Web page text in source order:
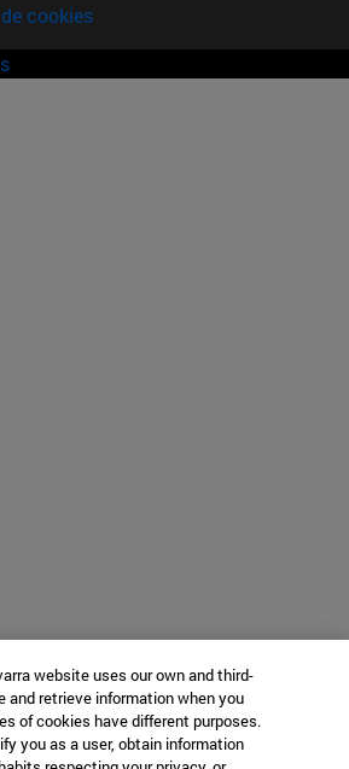
cookies
website uses our own and third-
and retrieve information when you
of cookies have different purposes.
you as a user, obtain information